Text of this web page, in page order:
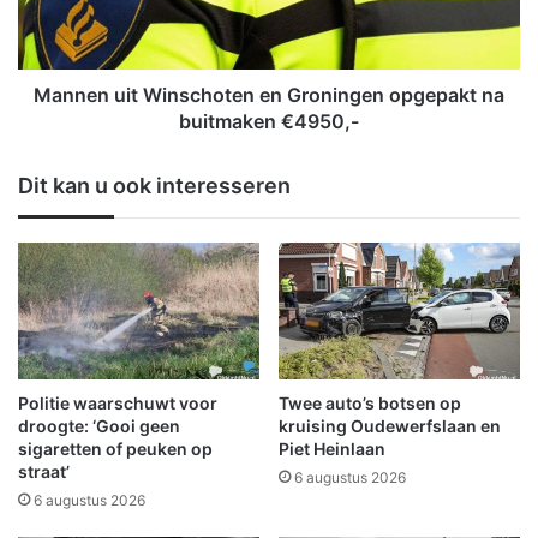
n
B
e
b
a
a
r
n
u
o
o
k
v
o
o
r
u
i
t
c
h
o
t
e
n
e
n
G
r
o
n
i
Mannen uit Winschoten en Groningen opgepakt na
buitmaken €4950,-
Dit kan u ook interesseren
Politie waarschuwt voor
droogte: ‘Gooi geen
sigaretten of peuken op
straat’
6 augustus 2026
Twee auto’s botsen op
kruising Oudewerfslaan en
Piet Heinlaan
6 augustus 2026